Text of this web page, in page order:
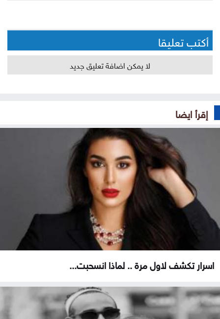
أكتب تعليقا
لا يمكن اضافة تعليق جديد
إقرأ ايضا
اسرار تكشف لاول مرة .. لماذا انسحبت...